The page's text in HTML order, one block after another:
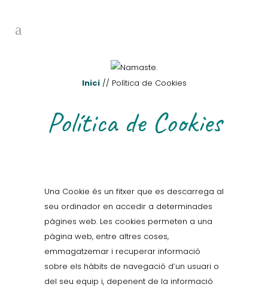
Inici// Política de Cookies
Política de Cookies
Una Cookie és un fitxer que es descarrega al
seu ordinador en accedir a determinades
pàgines web. Les cookies permeten a una
pàgina web, entre altres coses,
emmagatzemar i recuperar informació
sobre els hàbits de navegació d’un usuari o
del seu equip i, depenent de la informació